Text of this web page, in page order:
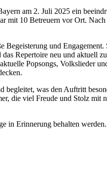
am 2. Juli 2025 ein
10 Betreuern vor Ort.
und
Repertoire neu und aktuell
Popsongs, Volkslieder
was den Auftritt
die viel Freude und Stolz mit
in Erinnerung behalten werden.